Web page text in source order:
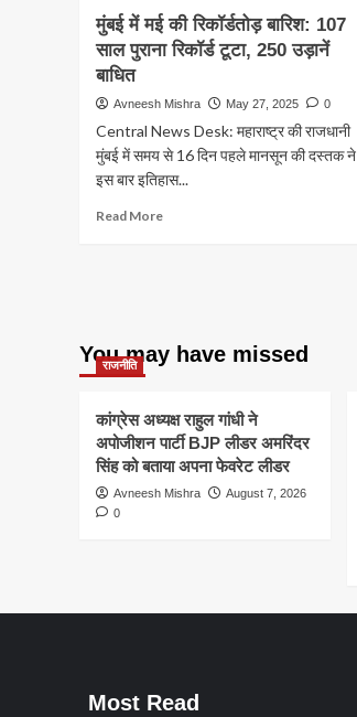
मुंबई में मई की रिकॉर्डतोड़ बारिश: 107
साल पुराना रिकॉर्ड टूटा, 250 उड़ानें
बाधित
Avneesh Mishra May 27, 2025 0
Central News Desk: महाराष्ट्र की राजधानी
मुंबई में समय से 16 दिन पहले मानसून की दस्तक ने
इस बार इतिहास...
Read MoreRead
रिकॉर्डतोड़
साल
पुराना
रिकॉर्ड
You may have missed
राजनीति
कांग्रेस अध्यक्ष राहुल गांधी ने
अपोजीशन पार्टी BJP लीडर अमरिंदर
सिंह को बताया अपना फेवरेट लीडर
Avneesh Mishra
August 7, 2026
0
Most Read